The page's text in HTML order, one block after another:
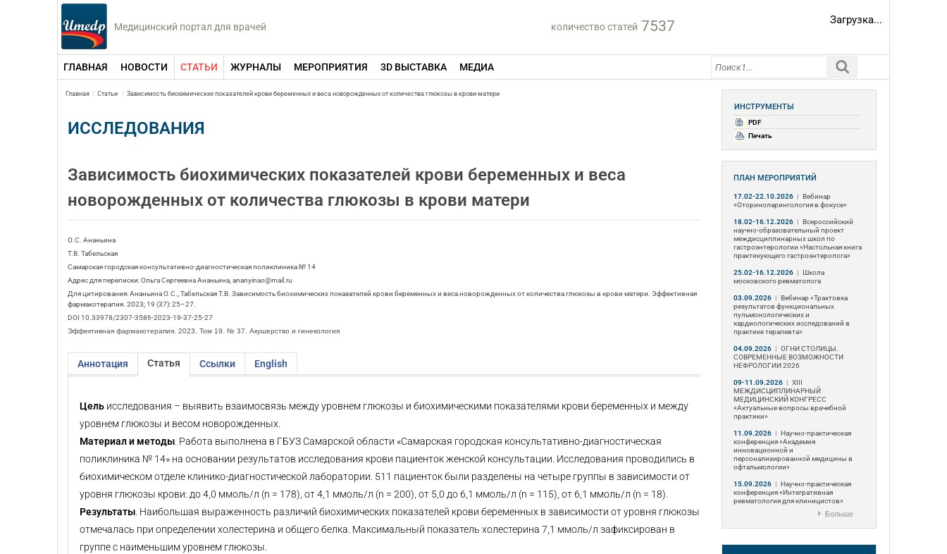
Медицинский портал для врачей количество статей 7537 Загрузка...
ГЛАВНАЯ НОВОСТИ СТАТЬИ ЖУРНАЛЫ МЕРОПРИЯТИЯ 3D ВЫСТАВКА МЕДИА
Главная Статьи Зависимость биохимических показателей крови беременных и веса новорожденных от количества глюкозы в крови матери
ИССЛЕДОВАНИЯ
Зависимость биохимических показателей крови беременных и веса
новорожденных от количества глюкозы в крови матери
О.С. Ананьина
Т.В. Табельская
Самарская городская консультативно-диагностическая поликлиника № 14
Адрес для переписки: Ольга Сергеевна Ананьина, ananyinao@mail.ru
Для цитирования: Ананьина О.С., Табельская Т.В. Зависимость биохимических показателей крови беременных и веса новорожденных от количества глюкозы в крови матери. Эффективная
фармакотерапия. 2023; 19 (37): 25–27.
DOI 10.33978/2307-3586-2023-19-37-25-27
Эффективная фармакотерапия. 2023. Том 19. № 37. Акушерство и гинекология
Аннотация Статья Ссылки English
Цель исследования – выявить взаимосвязь между уровнем глюкозы и биохимическими показателями крови беременных и между
уровнем глюкозы и весом новорожденных.
Материал и методы . Работа выполнена в ГБУЗ Самарской области «Самарская городская консультативно-диагностическая
поликлиника № 14» на основании результатов исследования крови пациенток женской консультации. Исследования проводились в
биохимическом отделе клинико-диагностической лаборатории. 511 пациенток были разделены на четыре группы в зависимости от
уровня глюкозы крови: до 4,0 ммоль/л (n = 178), от 4,1 ммоль/л (n = 200), от 5,0 до 6,1 ммоль/л (n = 115), от 6,1 ммоль/л (n = 18).
Результаты . Наибольшая выраженность различий биохимических показателей крови беременных в зависимости от уровня глюкозы
отмечалась при определении холестерина и общего белка. Максимальный показатель холестерина 7,1 ммоль/л зафиксирован в
группе с наименьшим уровнем глюкозы.
ИНСТРУМЕНТЫ
PDF
Печать
ПЛАН МЕРОПРИЯТИЙ
17.02-22.10.2026 | Вебинар
«Оториноларингология в фокусе»
18.02-16.12.2026 | Всероссийский
научно-образовательный проект
междисциплинарных школ по
гастроэнтерологии «Настольная книга
практикующего гастроэнтеролога»
25.02-16.12.2026 | Школа
московского ревматолога
03.09.2026 | Вебинар «Трактовка
результатов функциональных
пульмонологических и
кардиологических исследований в
практике терапевта»
04.09.2026 | ОГНИ СТОЛИЦЫ.
СОВРЕМЕННЫЕ ВОЗМОЖНОСТИ
НЕФРОЛОГИИ 2026
09-11.09.2026 | ХIII
МЕЖДИСЦИПЛИНАРНЫЙ
МЕДИЦИНСКИЙ КОНГРЕСС
«Актуальные вопросы врачебной
практики»
11.09.2026 | Научно-практическая
конференция «Академия
инновационной и
персонализированной медицины в
офтальмологии»
15.09.2026 | Научно-практическая
конференция «Интегративная
ревматология для клиницистов»
Больше